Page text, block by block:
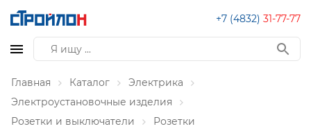
+7 (4832) 31-77-77
Главная Каталог
Электрика
Электроустановочные изделия
Розетки и выключатели
Розетки